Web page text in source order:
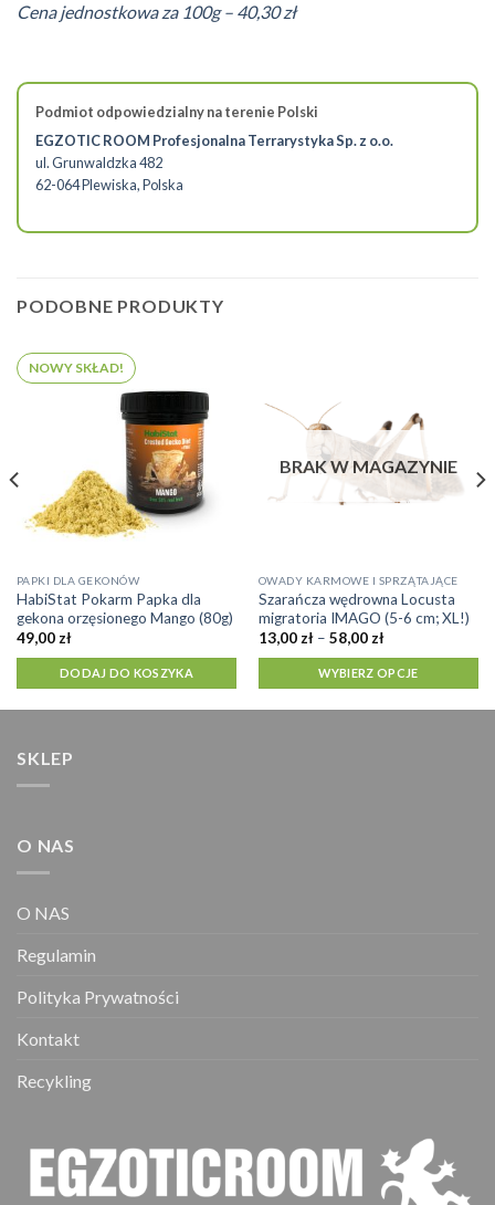
Cena jednostkowa za 100g – 40,30 zł
Podmiot odpowiedzialny na terenie Polski
EGZOTIC ROOM Profesjonalna Terrarystyka Sp. z o.o.
ul. Grunwaldzka 482
62-064 Plewiska, Polska
PODOBNE PRODUKTY
NOWY SKŁAD!
PAPKI DLA GEKONÓW
HabiStat Pokarm Papka dla
gekona orzęsionego Mango (80g)
49,00 zł
DODAJ DO KOSZYKA
BRAK W MAGAZYNIE
OWADY KARMOWE I SPRZĄTAJĄCE
Szarańcza wędrowna Locusta
migratoria IMAGO (5-6 cm; XL!)
13,00 zł – 58,00 złZakres
od
13,00 zł
do
58,00 zł
WYBIERZ OPCJE
Ten
produkt
ma
wariantów.
SKLEP
O NAS
O NAS
Regulamin
Polityka Prywatności
Kontakt
Recykling